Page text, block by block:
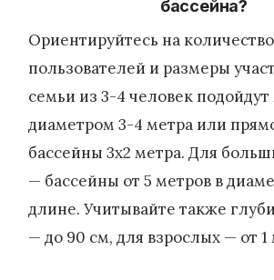
бассейна?
Ориентируйтесь на количество
пользователей и размеры
семьи из 3-4 человек
диаметром 3-4 метра или
бассейны 3х2 метра. Для
— бассейны от 5 метров в
длине. Учитывайте также
— до 90 см, для взрослых — от 1